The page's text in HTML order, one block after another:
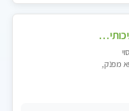
חולון מעסה חדשה ואיכותית לעיסוי מרגיע ומפנק VIP-מומלץ לחלוטין! פרטי! ​​​​​​
מפנק,